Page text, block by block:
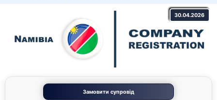
30.04.2026
Замовити супровід